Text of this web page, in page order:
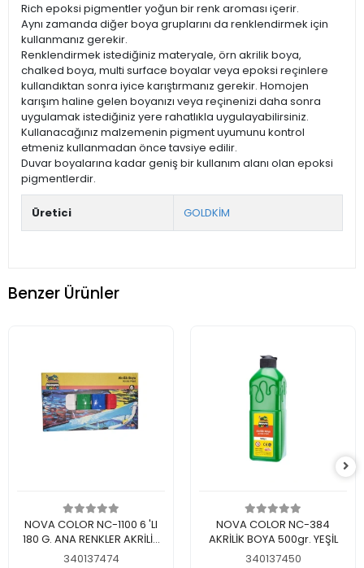
Rich epoksi pigmentler yoğun bir renk aroması içerir.
Aynı zamanda diğer boya gruplarını da renklendirmek için
kullanmanız gerekir.
Renklendirmek istediğiniz materyale, örn akrilik boya,
chalked boya, multi surface boyalar veya epoksi reçinlere
kullandıktan sonra iyice karıştırmanız gerekir. Homojen
karışım haline gelen boyanızı veya reçinenizi daha sonra
uygulamak istediğiniz yere rahatlıkla uygulayabilirsiniz.
Kullanacağınız malzemenin pigment uyumunu kontrol
etmeniz kullanmadan önce tavsiye edilir.
Duvar boyalarına kadar geniş bir kullanım alanı olan epoksi
pigmentlerdir.
Üretici GOLDKİM
Benzer Ürünler
Add to cart
NOVA COLOR NC-1100 6 'LI
180 G. ANA RENKLER AKRİLİK
BOYA SET
340137474
Add to cart
NOVA COLOR NC-384
AKRİLİK BOYA 500gr. YEŞİL
340137450